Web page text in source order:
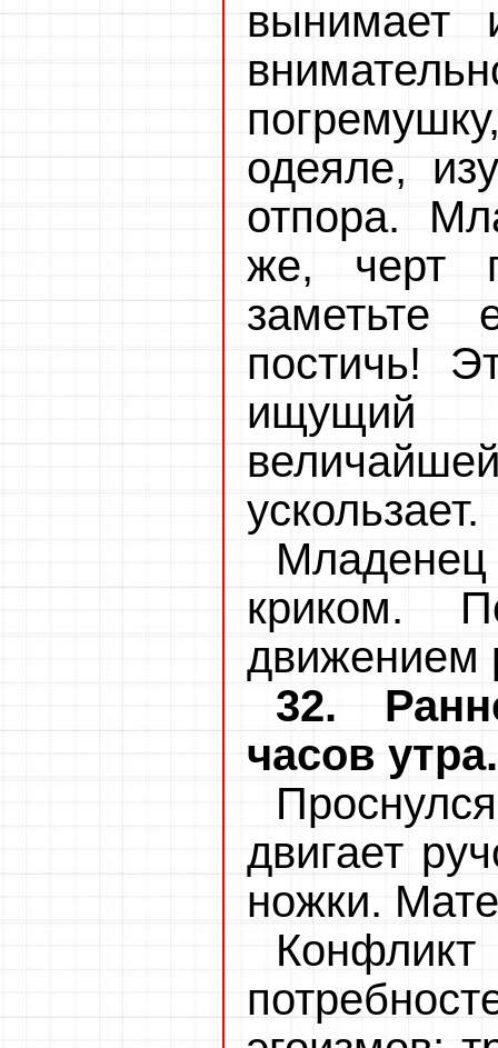
вынимает
одеяле,
отпора.
же, черт
заметьте
постичь!
ищущий
ускользает.
криком.
движением
32.
часов утра.
двигает
ножки.